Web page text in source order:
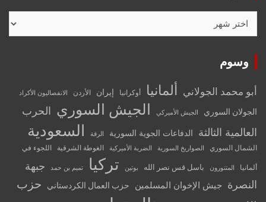
وسوم
أبو محمد الجولاني ألمانيا أوكرانيا إيران الأردن الانفصاليون الأكراد
الجولان السوري الجيش الأميركي الجيش السوري الحرب
العالمية الثالثة
الدفاعات الجوية السورية الرقة السعودية
الشمال السوري الصواريخ السورية الضربة الأميركية الغوطة الشرقية اللجوء في
ألمانيا المتنورون باسل قس نصر الله بوتين تركيا تميم بن حمد
جبهة
النصرة
جيش الإخوان المسلمين حزب العمال الكردستاني
حزب